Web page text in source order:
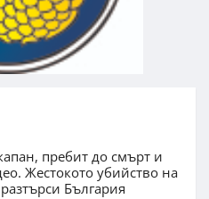
пребит до смърт и
Жестокото убийство на
България